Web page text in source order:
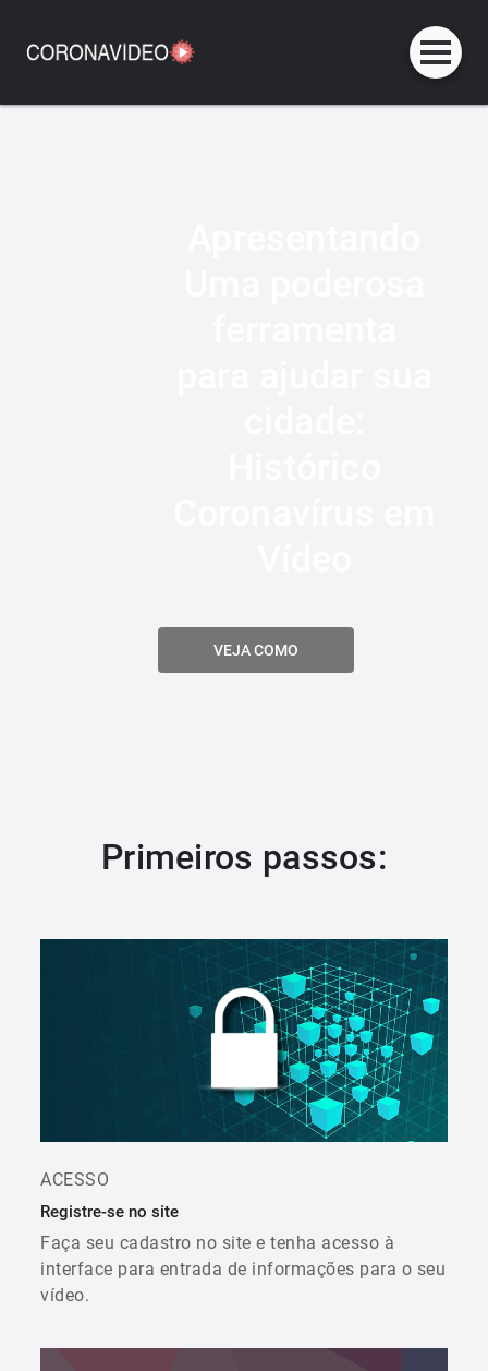
VEJA COMO
Primeiros passos:
ACESSO
Registre-se no site
Faça seu cadastro no site e tenha acesso à
interface para entrada de informações para o seu
vídeo.